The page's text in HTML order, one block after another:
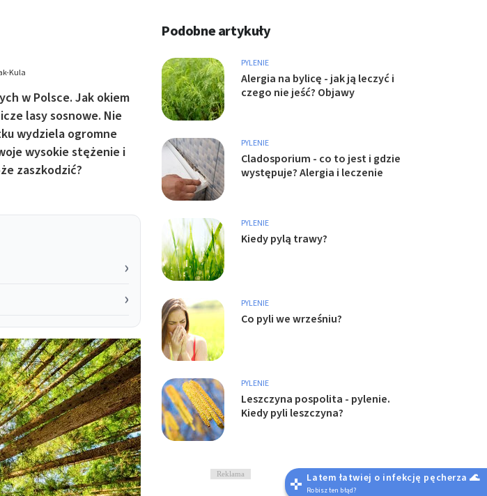
Kula
w Polsce. Jak okiem
lasy sosnowe. Nie
wydziela ogromne
wysokie stężenie i
zaszkodzić?
Podobne artykuły
PYLENIE
Alergia na bylicę - jak ją leczyć i
czego nie jeść? Objawy
PYLENIE
Cladosporium - co to jest i gdzie
występuje? Alergia i leczenie
PYLENIE
Kiedy pylą trawy?
PYLENIE
Co pyli we wrześniu?
PYLENIE
Leszczyna pospolita - pylenie.
Kiedy pyli leszczyna?
Reklama Latem łatwiej o infekcję pęcherza 🌊
Robisz ten błąd?